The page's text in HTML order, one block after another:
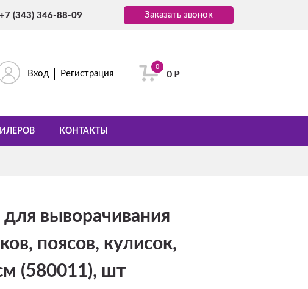
+7 (343) 346-88-09 Заказать звонок
Вход Регистрация
0
0Р
КОНТАКТЫ
для выворачивания
поясов, кулисок,
(580011), шт